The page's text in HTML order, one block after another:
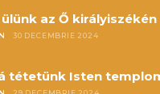
az Ő királyiszékén
30 DECEMBRIE 2024
tétetünk Isten